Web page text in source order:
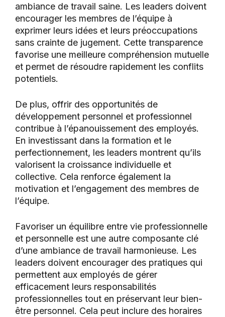
ambiance de travail saine. Les leaders doivent
encourager les membres de l’équipe à
exprimer leurs idées et leurs préoccupations
sans crainte de jugement. Cette transparence
favorise une meilleure compréhension mutuelle
et permet de résoudre rapidement les conflits
potentiels.
De plus, offrir des opportunités de
développement personnel et professionnel
contribue à l’épanouissement des employés.
En investissant dans la formation et le
perfectionnement, les leaders montrent qu’ils
valorisent la croissance individuelle et
collective. Cela renforce également la
motivation et l’engagement des membres de
l’équipe.
Favoriser un équilibre entre vie professionnelle
et personnelle est une autre composante clé
d’une ambiance de travail harmonieuse. Les
leaders doivent encourager des pratiques qui
permettent aux employés de gérer
efficacement leurs responsabilités
professionnelles tout en préservant leur bien-
être personnel. Cela peut inclure des horaires